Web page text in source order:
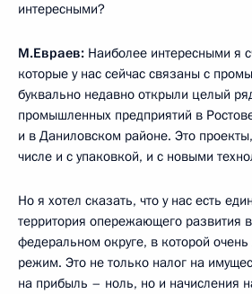
интересными?
М.Евраев: Наиболее интересными я
которые у нас сейчас связаны с
буквально недавно открыли целый
промышленных предприятий в
и в Даниловском районе. Это
числе и с упаковкой, и с новыми
Но я хотел сказать, что у нас есть
территория опережающего развития
федеральном округе, в которой
режим. Это не только налог на
на прибыль – ноль, но и начисления